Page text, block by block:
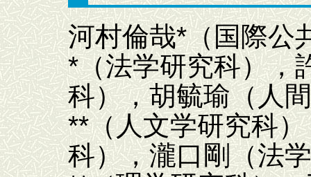
河村倫哉*（国際公
*（法学研究科），
科），胡毓瑜（人
**（人文学研究科
科），瀧口剛（法